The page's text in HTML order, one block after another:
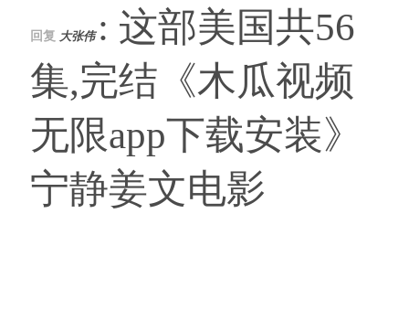
回复 大张伟 : 这部美国共56
集,完结《木瓜视频
无限app下载安装》
宁静姜文电影